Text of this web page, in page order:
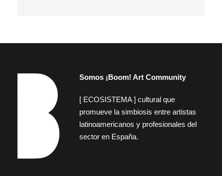
Somos ¡Boom! Art Community
[ ECOSISTEMA ] cultural que
promueve la simbiosis entre artistas
latinoamericanos y profesionales del
sector en España.